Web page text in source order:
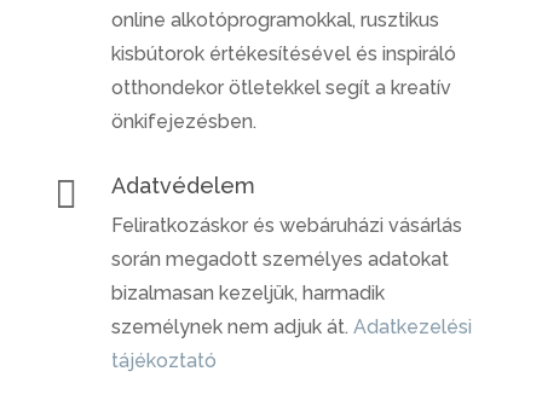
online alkotóprogramokkal, rusztikus
kisbútorok értékesítésével és inspiráló
otthondekor ötletekkel segít a kreatív
önkifejezésben.
 Adatvédelem
Feliratkozáskor és webáruházi vásárlás
során megadott személyes adatokat
bizalmasan kezeljük, harmadik
személynek nem adjuk át. Adatkezelési
tájékoztató